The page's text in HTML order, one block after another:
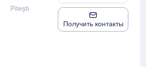
Piteşti
Получить контакты